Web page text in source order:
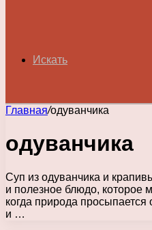
Искать
Главная/одуванчика
одуванчика
Суп из одуванчика и
и полезное блюдо, которое
когда природа
и …